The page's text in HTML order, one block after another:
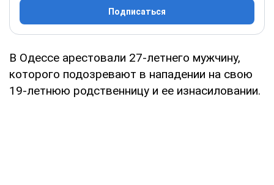
Подписаться
В Одессе арестовали 27-летнего мужчину,
которого подозревают в нападении на свою
19-летнюю родственницу и ее изнасиловании.